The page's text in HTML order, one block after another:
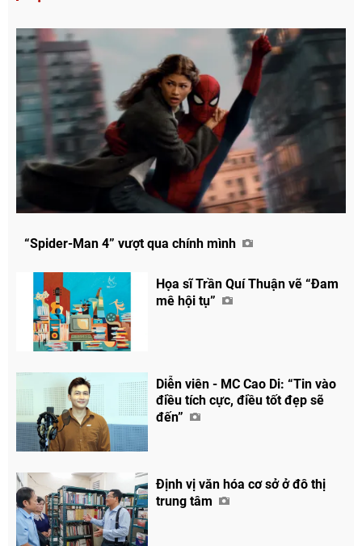
“Spider-Man 4” vượt qua chính mình
Họa sĩ Trần Quí Thuận vẽ “Đam
mê hội tụ”
Diễn viên - MC Cao Di: “Tin vào
điều tích cực, điều tốt đẹp sẽ
đến”
Định vị văn hóa cơ sở ở đô thị
trung tâm